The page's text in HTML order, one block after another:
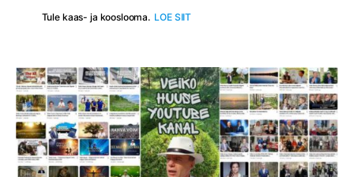
Tule kaas- ja kooslooma. LOE SIIT